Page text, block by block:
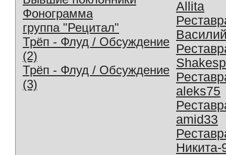
Фонограмма
группа "Рецитал"
Трёп - Флуд / Обсуждение
(2)
Трёп - Флуд / Обсуждение
(3)
Allita
aleks75
amid33
Никита-